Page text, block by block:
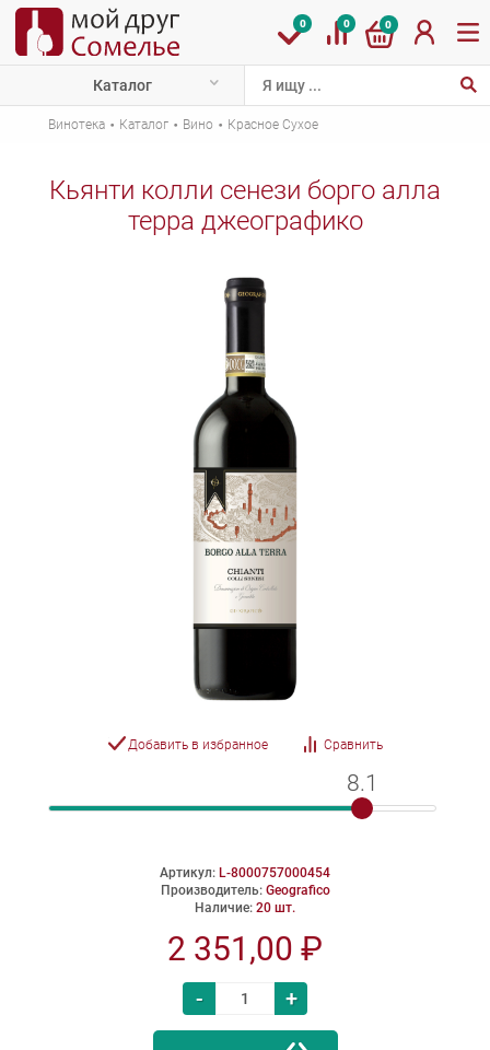
0 0 0
Каталог
Винотека · Каталог · Вино · Красное Сухое
Кьянти колли сенези борго алла
терра джеографико
Добавить в избранное Сравнить
8.1
8.1
Артикул: L-8000757000454
Производитель: Geografico
Наличие: 20 шт.
2 351,00 ₽
- +